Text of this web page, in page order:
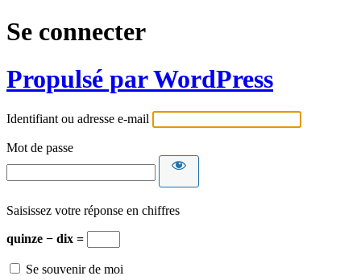
Se connecter
Propulsé par WordPress
Identifiant ou adresse e-mail
Mot de passe
Saisissez votre réponse en chiffres
quinze − dix =
Se souvenir de moi